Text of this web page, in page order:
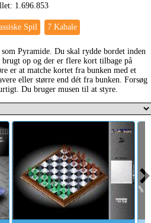
1.696.853
Spil 7 Kabale
Pyramide. Du skal rydde bordet inden
op og der er flere kort tilbage på
er at matche kortet fra bunken med et
eller større end dét fra bunken. Forsøg
Du bruger musen til at styre.